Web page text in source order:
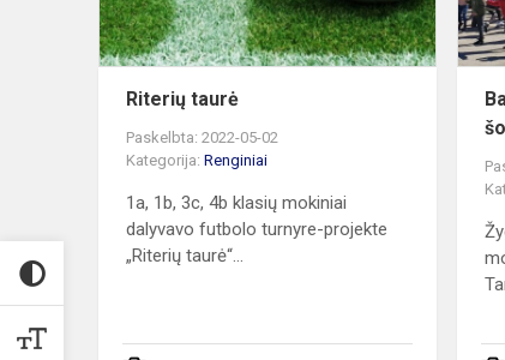
Riterių taurė
Paskelbta: 2022-05-02
Kategorija: Renginiai
1a, 1b, 3c, 4b klasių mokiniai
dalyvavo futbolo turnyre-projekte
„Riterių taurė“...